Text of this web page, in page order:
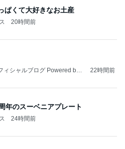
ぱくて大好きなお土産
20時間前
ィシャルブログ Powered by
22時間前
年のスーベニアプレート
24時間前